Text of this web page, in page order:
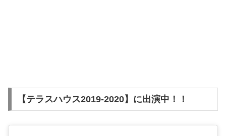
【テラスハウス2019-2020】に出演中！！